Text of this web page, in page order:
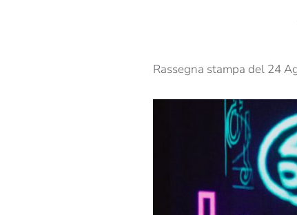
Rassegna stampa del 24